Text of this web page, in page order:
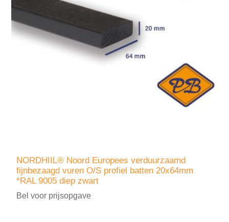
NORDHIIL® Noord Europees verduurzaamd
fijnbezaagd vuren O/S profiel batten 20x64mm
*RAL 9005 diep zwart
Bel voor prijsopgave